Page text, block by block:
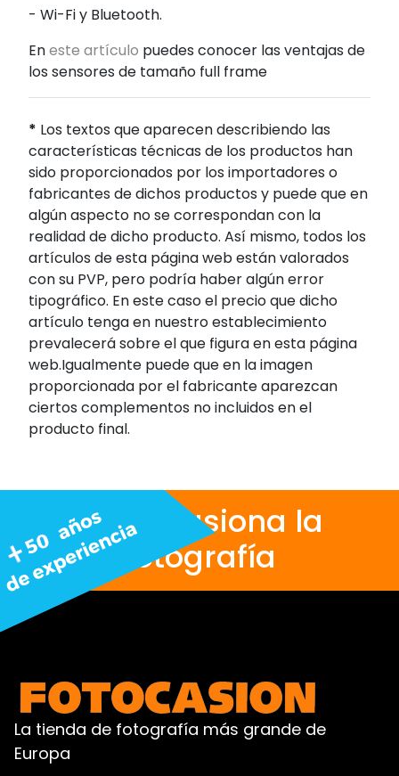
- Wi-Fi y Bluetooth.
Eneste artículo puedes conocer las ventajas de
los sensores de tamaño full frame
* Los textos que aparecen describiendo las
características técnicas de los productos han
sido proporcionados por los importadores o
fabricantes de dichos productos y puede que en
algún aspecto no se correspondan con la
realidad de dicho producto. Así mismo, todos los
artículos de esta página web están valorados
con su PVP, pero podría haber algún error
tipográfico. En este caso el precio que dicho
artículo tenga en nuestro establecimiento
prevalecerá sobre el que figura en esta página
web.Igualmente puede que en la imagen
proporcionada por el fabricante aparezcan
ciertos complementos no incluidos en el
producto final.
Nos apasiona la
fotografía
La tienda de fotografía más grande de
Europa